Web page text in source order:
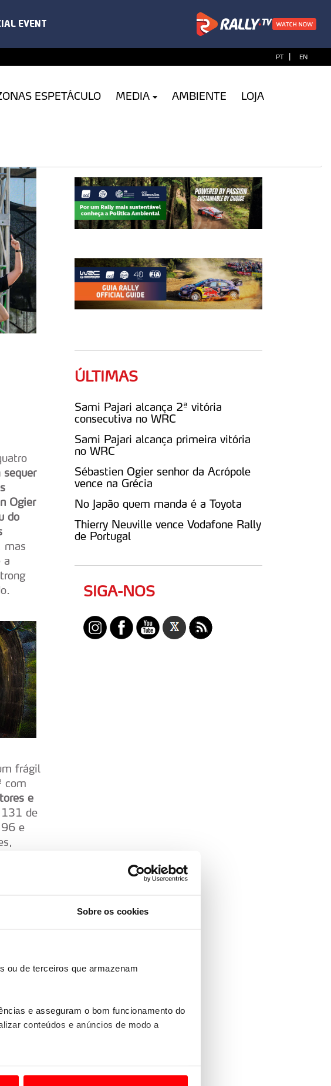
Sobre os cookies
ou de terceiros que armazenam
e asseguram o bom funcionamento do
conteúdos e anúncios de modo a
PT | EN
ESPETÁCULO MEDIA AMBIENTE LOJA
sequer
Ogier
do
mas
a
frágil
com
e
131 de
96 e
e
e
seu
,
o
ÚLTIMAS
Sami Pajari alcança 2ª vitória
consecutiva no WRC
Sami Pajari alcança primeira vitória
no WRC
Sébastien Ogier senhor da Acrópole
vence na Grécia
No Japão quem manda é a Toyota
Thierry Neuville vence Vodafone Rally
de Portugal
SIGA-NOS